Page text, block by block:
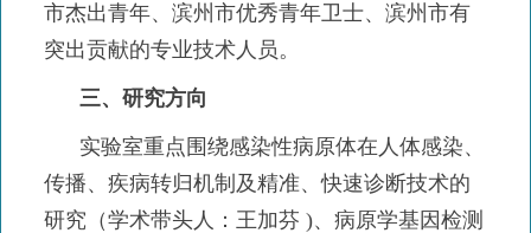
市杰出青年、滨州市优秀青年卫士、滨州市有
突出贡献的专业技术人员。
三、研究方向
实验室重点围绕感染性病原体在人体感染、
传播、疾病转归机制及精准、快速诊断技术的
研究（学术带头人：王加芬 )、病原学基因检测